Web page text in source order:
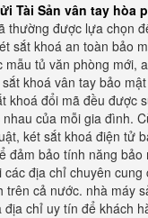
Tài Sản vân tay hòa
thường được lựa chọn
sắt khoá an toàn bảo
mẫu tủ văn phòng mới,
khoá vân tay bảo
khoá đổi mã đều được
của mỗi gia đình.
két sắt khoá điện tử
đảm bảo tính năng bảo
địa chỉ chuyên cung
trên cả nước. nhà máy
địa chỉ uy tín để khách